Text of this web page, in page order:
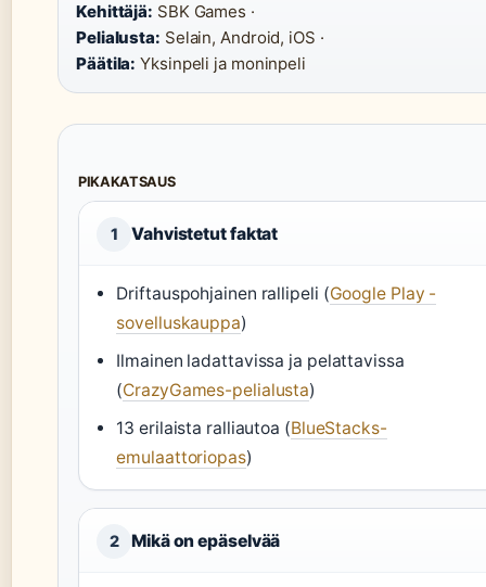
Kehittäjä: SBK Games ·
Pelialusta: Selain, Android, iOS ·
Päätila: Yksinpeli ja moninpeli
PIKAKATSAUS
1 Vahvistetut faktat
Driftauspohjainen rallipeli (Google Play -
sovelluskauppa)
Ilmainen ladattavissa ja pelattavissa
(CrazyGames-pelialusta)
13 erilaista ralliautoa (BlueStacks-
emulaattoriopas)
2 Mikä on epäselvää